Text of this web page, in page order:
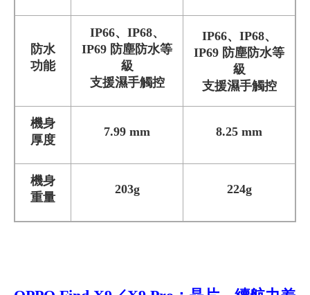
防水
功能
IP66、IP68、
IP69 防塵防水等
級
支援濕手觸控
IP66、IP68、
IP69 防塵防水等
級
支援濕手觸控
機身
厚度
7.99 mm 8.25 mm
機身
重量
203g 224g